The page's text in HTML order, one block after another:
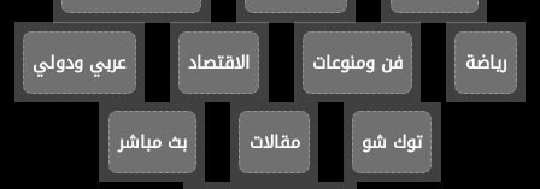
رياضة فن ومنوعات الاقتصاد عربي ودولي
توك شو مقالات بث مباشر